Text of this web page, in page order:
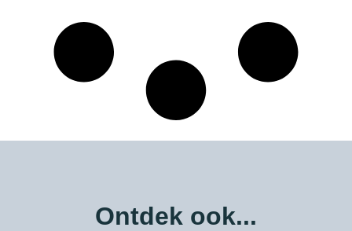
Ontdek ook...